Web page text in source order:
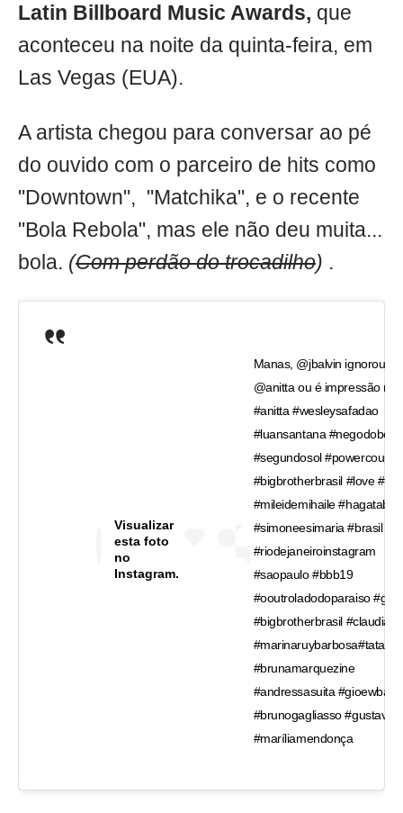
Latin Billboard Music Awards, que
aconteceu na noite da quinta-feira, em
Las Vegas (EUA).
A artista chegou para conversar ao pé
do ouvido com o parceiro de hits como
"Downtown", "Matchika", e o recente
"Bola Rebola", mas ele não deu muita...
bola. (Com perdão do trocadilho) .
Visualizar
esta foto
no
Instagram.
Manas, @jbalvin ignorou
@anitta ou é impressão
#anitta #wesleysafadao
#luansantana #negodoborel
#segundosol
#bigbrotherbrasil #love
#mileidemihaile
#simoneesimaria #brasil
#riodejaneiroinstagram
#saopaulo #bbb19
#ooutroladodoparaiso
#bigbrotherbrasil
#brunamarquezine
#andressasuita #gioewbank
#brunogagliasso
#maríliamendonça